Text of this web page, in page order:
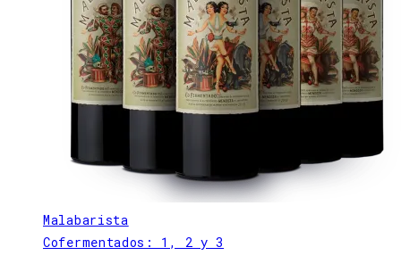
Malabarista
Cofermentados: 1, 2 y 3